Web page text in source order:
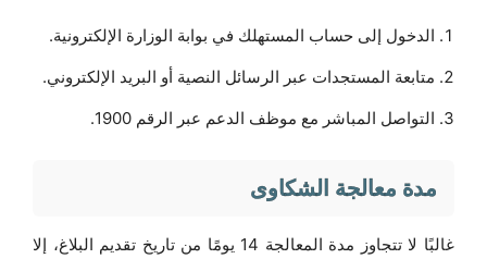
الدخول إلى حساب المستهلك في بوابة الوزارة الإلكترونية.
متابعة المستجدات عبر الرسائل النصية أو البريد الإلكتروني.
التواصل المباشر مع موظف الدعم عبر الرقم 1900.
مدة معالجة الشكاوى
غالبًا لا تتجاوز مدة المعالجة 14 يومًا
من تاريخ تقديم البلاغ، إلا